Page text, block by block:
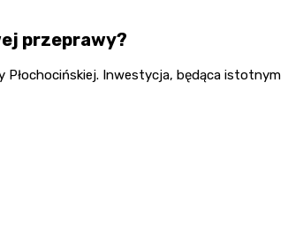
przeprawy?
Płochocińskiej. Inwestycja, będąca istotnym